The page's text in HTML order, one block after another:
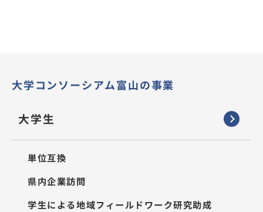
大学コンソーシアム富山の事業
大学生
単位互換
県内企業訪問
学生による地域フィールドワーク研究助成